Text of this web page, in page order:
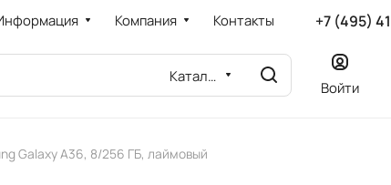
Компания Контакты +7 (495)
Каталог
Войти
Galaxy A36, 8/256 ГБ, лаймовый